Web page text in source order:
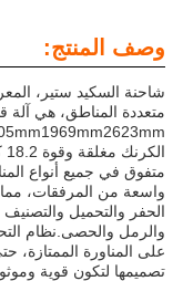
وصف المنتج:
شاحنة السكيد ستير،
متعددة المناطق، هي آلة
متفوق في جميع أنواع
واسعة من المرفقات، مما
الحفر والتحميل
والرمل والحصى.نظام
على المناورة الممتازة،
تصميمها لتكون قوية